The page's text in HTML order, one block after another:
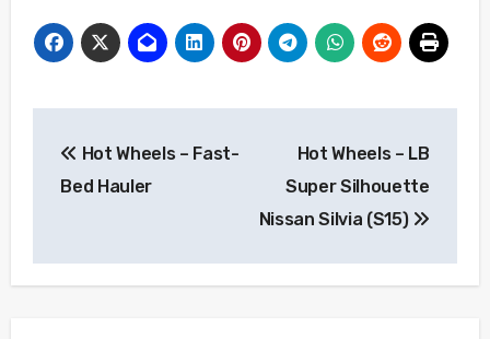
Hot Wheels – Fast-
Bed Hauler
Hot Wheels – LB
Super Silhouette
Nissan Silvia (S15)